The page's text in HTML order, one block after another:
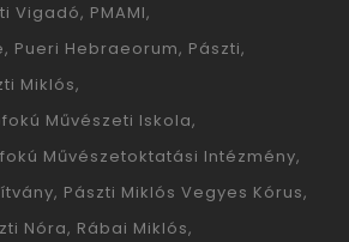
Vigadó PMAMI
Pueri Hebraeorum Pászti
Miklós
Művészeti Iskola
Művészetoktatási Intézmény
Pászti Miklós Vegyes Kórus
Nóra Rábai Miklós